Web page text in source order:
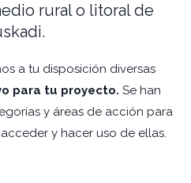
rural o litoral de
a tu disposición diversas
para tu proyecto. Se han
y áreas de acción para
y hacer uso de ellas.